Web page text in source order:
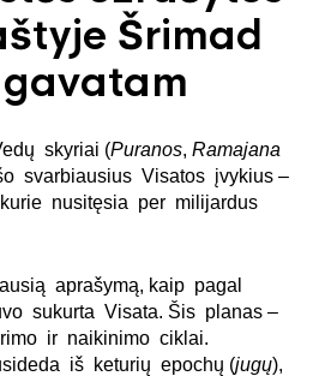
Šrimad
skyriai (Puranos, Ramajana
svarbiausius Visatos įvykius –
nusitęsia per milijardus
aprašymą, kaip pagal
sukurta Visata. Šis planas –
ir naikinimo ciklai.
iš keturių epochų (jugų),